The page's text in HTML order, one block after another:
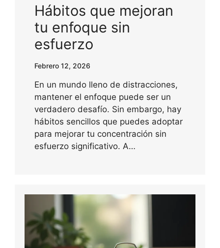
Hábitos que mejoran
tu enfoque sin
esfuerzo
Febrero 12, 2026
En un mundo lleno de distracciones,
mantener el enfoque puede ser un
verdadero desafío. Sin embargo, hay
hábitos sencillos que puedes adoptar
para mejorar tu concentración sin
esfuerzo significativo. A…